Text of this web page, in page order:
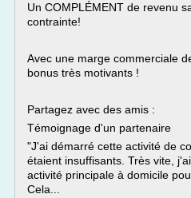
Un COMPLÉMENT de revenu
contrainte!
Avec une marge commerciale
bonus très motivants !
Partagez avec des amis :
Témoignage d'un partenaire
"J'ai démarré cette activité de
étaient insuffisants. Très vite,
activité principale à domicile
Cela...